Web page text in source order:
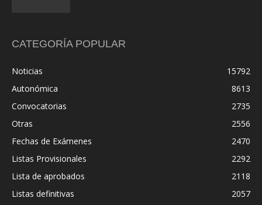
CATEGORÍA POPULAR
Noticias
15792
Autonómica
8613
Convocatorias
2735
Otras
2556
Fechas de Exámenes
2470
Listas Provisionales
2292
Lista de aprobados
2118
Listas definitivas
2057